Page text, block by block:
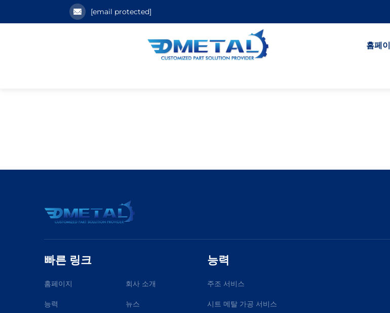
[email protected]
홈페
빠른 링크
홈페이지 회사 소개
능력 뉴스
능력
주조 서비스
시트 메탈 가공 서비스